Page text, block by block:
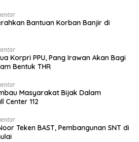
Bantuan Korban Banjir di
Korpri PPU, Pang Irawan Akan Bagi
Bentuk THR
Masyarakat Bijak Dalam
Center 112
Teken BAST, Pembangunan SNT di